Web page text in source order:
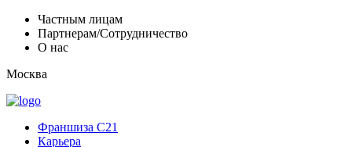
Частным лицам
Партнерам/Сотрудничество
О нас
Москва
Франшиза C21
Карьера